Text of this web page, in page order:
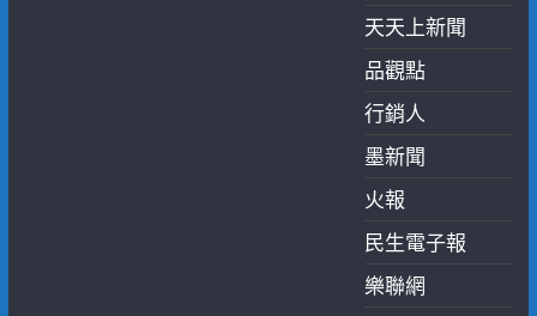
天天上新聞
品觀點
行銷人
墨新聞
火報
民生電子報
樂聯網